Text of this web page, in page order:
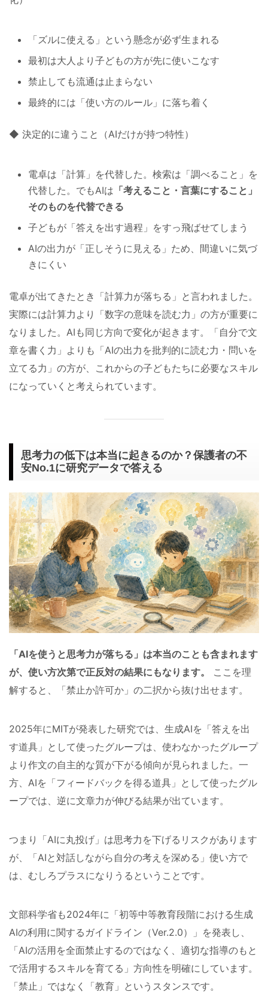
「ズルに使える」という懸念が必ず生まれる
最初は大人より子どもの方が先に使いこなす
禁止しても流通は止まらない
最終的には「使い方のルール」に落ち着く
◆ 決定的に違うこと（AIだけが持つ特性）
電卓は「計算」を代替した。検索は「調べること」を
代替した。でもAIは 「考えること・言葉にすること」
そのものを代替できる
子どもが「答えを出す過程」をすっ飛ばせてしまう
AIの出力が「正しそうに見える」ため、間違いに気づ
きにくい
電卓が出てきたとき「計算力が落ちる」と言われました。
実際には計算力より「数字の意味を読む力」の方が重要に
なりました。AIも同じ方向で変化が起きます。「自分で文
章を書く力」よりも「AIの出力を批判的に読む力・問いを
立てる力」の方が、これからの子どもたちに必要なスキル
になっていくと考えられています。
思考力の低下は本当に起きるのか？保護者の不
安No.1に研究データで答える
「AIを使うと思考力が落ちる」は本当のことも含まれます
が、使い方次第で正反対の結果にもなります。
ここを理
解すると、「禁止か許可か」の二択から抜け出せます。
2025年にMITが発表した研究では、生成AIを「答えを出
す道具」として使ったグループは、使わなかったグループ
より作文の自主的な質が下がる傾向が見られました。一
方、AIを「フィードバックを得る道具」として使ったグル
ープでは、逆に文章力が伸びる結果が出ています。
つまり「AIに丸投げ」は思考力を下げるリスクがあります
が、「AIと対話しながら自分の考えを深める」使い方で
は、むしろプラスになりうるということです。
文部科学省も2024年に「初等中等教育段階における生成
AIの利用に関するガイドライン（Ver.2.0）」を発表し、
「AIの活用を全面禁止するのではなく、適切な指導のもと
で活用するスキルを育てる」方向性を明確にしています。
「禁止」ではなく「教育」というスタンスです。